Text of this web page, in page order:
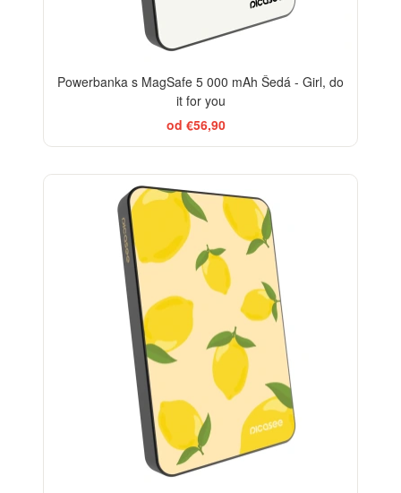
Powerbanka s MagSafe 5 000 mAh Šedá - Girl, do
it for you
od €56,90